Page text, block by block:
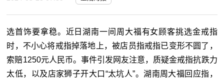
选首饰要拿稳。近日湖南一间周大福有女顾客挑选金戒指
时，不小心将戒指掉落地上，被店员指戒指已变形不圆了，
索赔1250元人民币。事件引发网友注意，质疑金戒指抗跌力
太低，以及店家狮子开大口“太坑人”。湖南周大福回应指，